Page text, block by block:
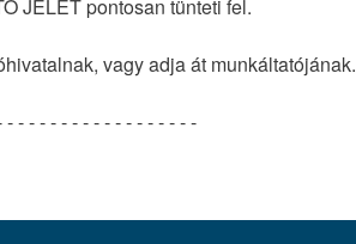
JELÉT pontosan tünteti fel.
vagy adja át munkáltatójának.
- - - - - - - - - - - - - - - - -